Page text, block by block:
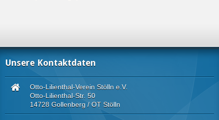
Unsere Kontaktdaten
Otto-Lilienthal-Verein Stölln e.V.
Otto-Lilienthal-Str. 50
14728 Gollenberg / OT Stölln